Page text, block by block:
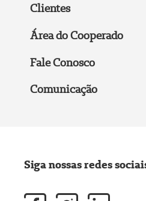
Clientes
Área do Cooperado
Fale Conosco
Comunicação
Siga nossas redes